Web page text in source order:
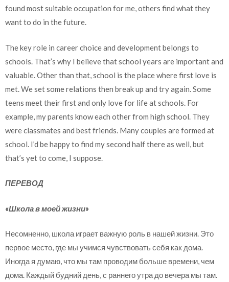
found most suitable occupation for me, others find what they
want to do in the future.
The key role in career choice and development belongs to
schools. That’s why I believe that school years are important and
valuable. Other than that, school is the place where first love is
met. We set some relations then break up and try again. Some
teens meet their first and only love for life at schools. For
example, my parents know each other from high school. They
were classmates and best friends. Many couples are formed at
school. I’d be happy to find my second half there as well, but
that’s yet to come, I suppose.
ПЕРЕВОД
«Школа в моей жизни»
Несомненно, школа играет важную роль в нашей жизни. Это
первое место, где мы учимся чувствовать себя как дома.
Иногда я думаю, что мы там проводим больше времени, чем
дома. Каждый будний день, с раннего утра до вечера мы там.